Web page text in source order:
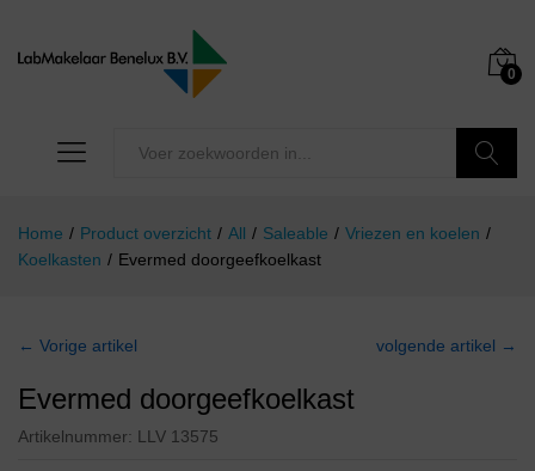
0
Home / Product overzicht / All / Saleable / Vriezen en koelen /
Koelkasten / Evermed doorgeefkoelkast
← Vorige artikel volgende artikel →
Evermed doorgeefkoelkast
Artikelnummer: LLV 13575